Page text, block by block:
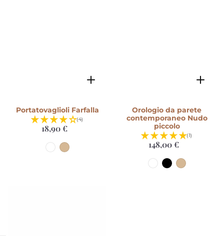
Portatovaglioli Farfalla
(4)
Prezzo
listino
18,90 €
Orologio da parete
contemporaneo Nudo
piccolo
(1)
Prezzo
listino
148,00 €